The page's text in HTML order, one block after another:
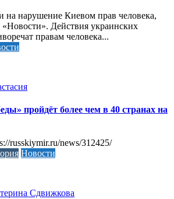
нарушение Киевом прав человека,
Действия украинских
правам человека...
пройдёт более чем в 40 странах на
russkiymir.ru/news/312425/
Новости
Сдвижкова